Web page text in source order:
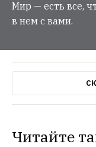
Мир — есть все,
в нем с вами.
Читайте